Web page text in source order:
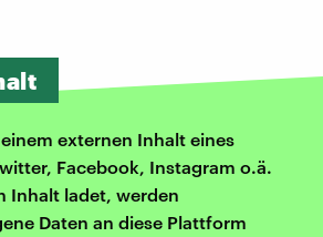
externen Inhalt eines
Facebook, Instagram o.ä.
Inhalt ladet, werden
Daten an diese Plattform